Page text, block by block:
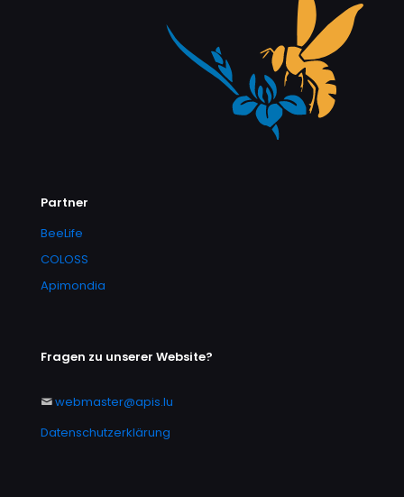
Partner
BeeLife
COLOSS
Apimondia
Fragen zu unserer Website?
webmaster@apis.lu
Datenschutzerklärung